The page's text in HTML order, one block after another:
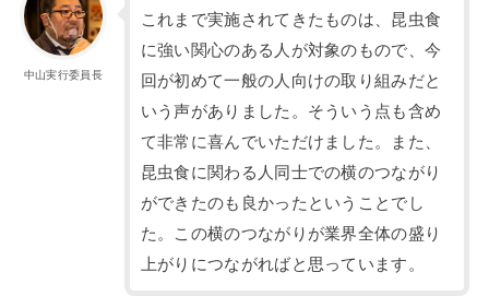
中山実行委員長
これまで実施されてきたものは、昆虫食
に強い関心のある人が対象のもので、今
回が初めて一般の人向けの取り組みだと
いう声がありました。そういう点も含め
て非常に喜んでいただけました。また、
昆虫食に関わる人同士での横のつながり
ができたのも良かったということでし
た。この横のつながりが業界全体の盛り
上がりにつながればと思っています。